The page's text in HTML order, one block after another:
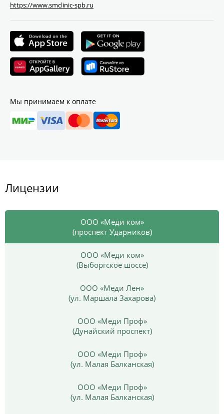
https://www.smclinic-spb.ru
Мы принимаем к оплате
Лицензии
ООО «Меди ком»
(проспект Ударников)
ООО «Меди ком»
(Выборгское шоссе)
ООО «Меди Лен»
(ул. Маршала Захарова)
ООО «Меди Проф»
(Дунайский проспект)
ООО «Меди Проф»
(ул. Малая Балканская)
ООО «Меди Проф»
(ул. Малая Балканская)